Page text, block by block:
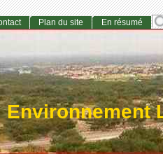
Environnement
Plan du site En résumé